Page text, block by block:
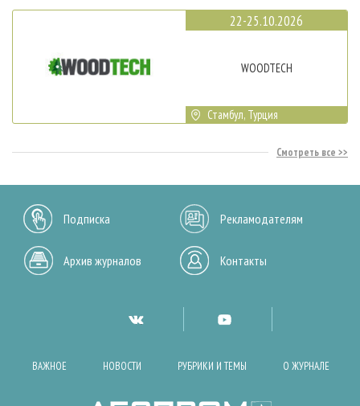
22-25.10.2026
WOODTECH
Стамбул, Турция
Смотреть все
Подписка Рекламодателям
Архив журналов Контакты
ВАЖНОЕ НОВОСТИ РУБРИКИ И ТЕМЫ О ЖУРНАЛЕ